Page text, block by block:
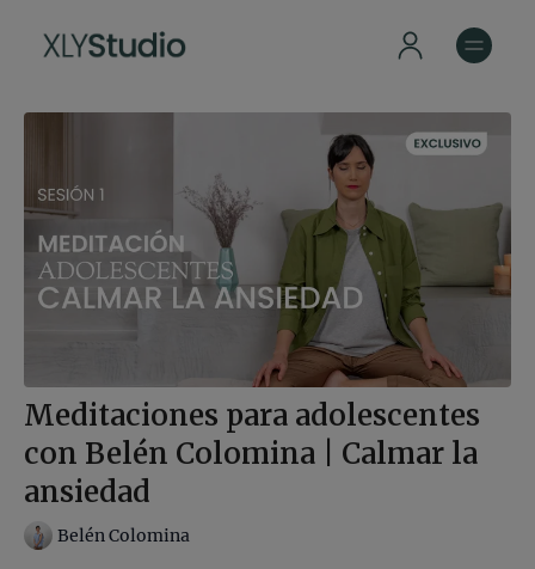
Meditaciones para adolescentes
con Belén Colomina | Calmar la
ansiedad
Belén Colomina